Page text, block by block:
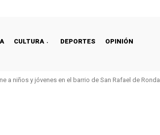
CULTURA DEPORTES OPINIÓN
a niños y jóvenes en el barrio de San Rafael de Ronda